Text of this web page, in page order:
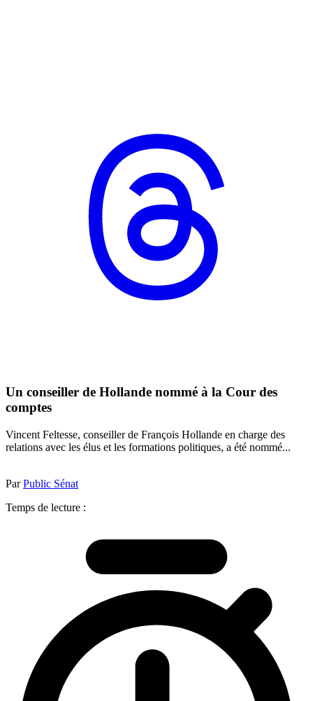
Un conseiller de Hollande nommé à la Cour des
comptes
Vincent Feltesse, conseiller de François Hollande en charge des
relations avec les élus et les formations politiques, a été nommé...
ParPublic Sénat
Temps de lecture :